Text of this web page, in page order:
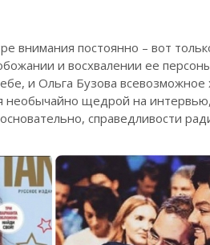
внимания постоянно – вот
и восхвалении ее
и Ольга Бузова
необычайно щедрой на
справедливости